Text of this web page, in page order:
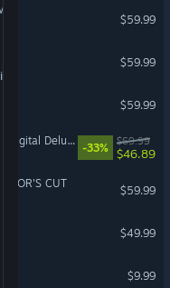
$59.99
$59.99
$59.99
Marvel's Spider-Man 2 - Digital Deluxe Upgrade
-33%
$69.99
$46.89
CUT
$59.99
$49.99
$9.99